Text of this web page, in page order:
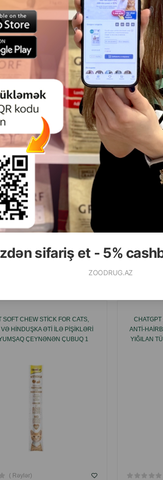
sifariş et - 5%
ZOODRUG.AZ
.
və motivasiya etmək üçün müalicə kimi
CALCIUM BONES 85 Q
TOYUQ VƏ KALSIUM ILƏ ITLƏR
LƏZZƏTLI QƏLYANALTI
( Rəylər)
Çəki Qiymət
Almaq
ədəd
6.70
WANPY
TON
SOFT CHEW STICK FOR CATS,
VƏ HINDUŞKA ƏTI ILƏ PIŞIKLƏRI
ÇEYNƏNƏN ÇUBUQ 1
( Rəylər)
ANTI-
YIĞILAN